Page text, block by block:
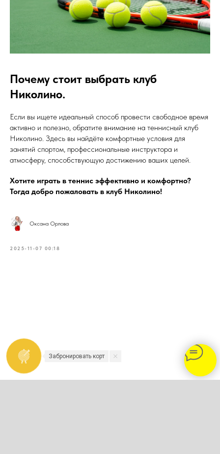
Почему стоит выбрать клуб
Николино.
Если вы ищете идеальный способ провести свободное время
активно и полезно, обратите внимание на теннисный клуб
Николино. Здесь вы найдёте комфортные условия для
занятий спортом, профессиональные инструктора и
атмосферу, способствующую достижению ваших целей.
Хотите играть в теннис эффективно и комфортно?
Тогда добро пожаловать в клуб Николино!
Оксана Орлова
2025-11-07 00:18
Забронировать корт